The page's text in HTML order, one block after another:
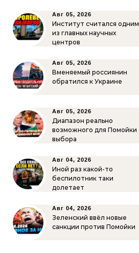
Авг 05, 2026
Институт считался одним
из главных научных
центров
Авг 05, 2026
Вменяемый россиянин
обратился к Украине
Авг 05, 2026
Диапазон реально
возможного для Помойки
выбора
Авг 04, 2026
Иной раз какой-то
беспилотник таки
долетает
Авг 04, 2026
Зеленский ввёл новые
санкции против Помойки